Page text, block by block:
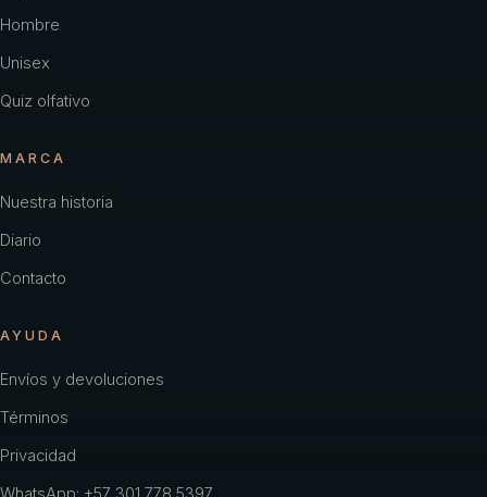
Hombre
Unisex
Quiz olfativo
MARCA
Nuestra historia
Diario
Contacto
AYUDA
Envíos y devoluciones
Términos
Privacidad